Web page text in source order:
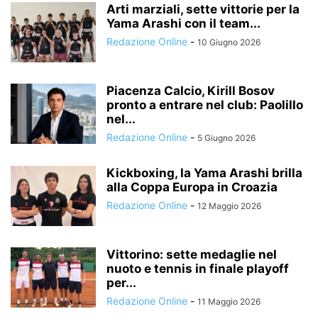
Arti marziali, sette vittorie per la
Yama Arashi con il team...
Redazione Online - 10 Giugno 2026
Piacenza Calcio, Kirill Bosov
pronto a entrare nel club: Paolillo
nel...
Redazione Online - 5 Giugno 2026
Kickboxing, la Yama Arashi brilla
alla Coppa Europa in Croazia
Redazione Online - 12 Maggio 2026
Vittorino: sette medaglie nel
nuoto e tennis in finale playoff
per...
Redazione Online - 11 Maggio 2026